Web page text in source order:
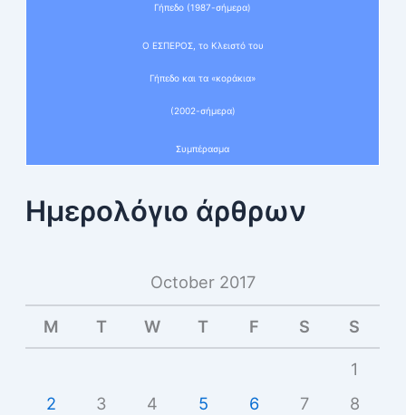
Γήπεδο (1987-σήμερα)
Ο ΕΣΠΕΡΟΣ, το Κλειστό του
Γήπεδο και τα «κοράκια»
(2002-σήμερα)
Συμπέρασμα
Ημερολόγιο άρθρων
October 2017
M T W T F S S
1
2
3 4 5 6 7
8